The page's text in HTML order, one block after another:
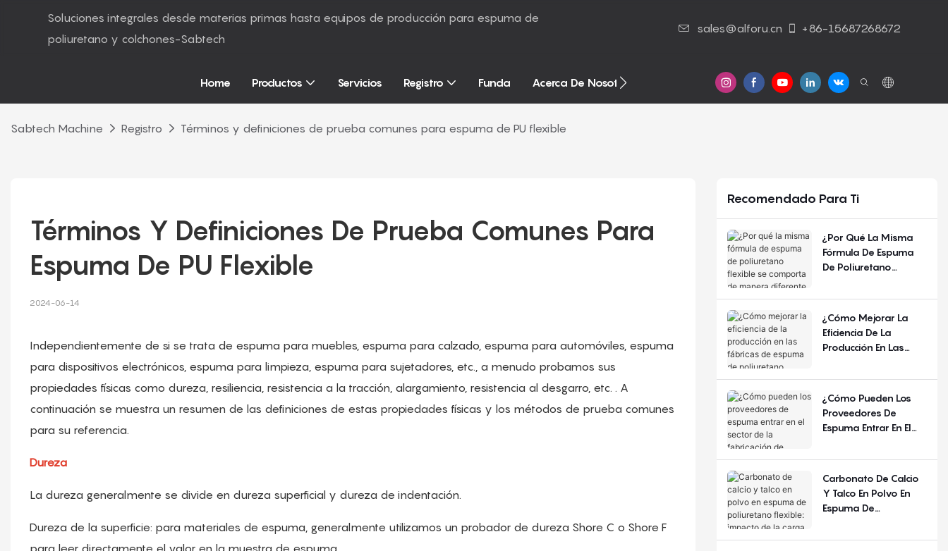
Soluciones integrales desde materias primas hasta equipos de producción para espuma de
poliuretano y colchones-Sabtech
sales@alforu.cn +86-15687268672
Home Productos Servicios Registro Funda Acerca De Nosotros Contáctenos
Sabtech Machine Registro Términos y definiciones de prueba comunes para espuma de PU flexible
Términos Y Definiciones De Prueba Comunes Para
Espuma De PU Flexible
2024-06-14
Independientemente de si se trata de espuma para muebles, espuma para calzado, espuma para automóviles, espuma
para dispositivos electrónicos, espuma para limpieza, espuma para sujetadores, etc., a menudo probamos sus
propiedades físicas como dureza, resiliencia, resistencia a la tracción, alargamiento, resistencia al desgarro, etc. . A
continuación se muestra un resumen de las definiciones de estas propiedades físicas y los métodos de prueba comunes
para su referencia.
Dureza
La dureza generalmente se divide en dureza superficial y dureza de indentación.
Dureza de la superficie: para materiales de espuma, generalmente utilizamos un probador de dureza Shore C o Shore F
Recomendado Para Ti
¿Por Qué La Misma
Fórmula De Espuma
De Poliuretano
De Manera Diferente
Año Y La Región?
¿Cómo Mejorar La
Eficiencia De La
Producción En Las
De Poliuretano
¿Cómo Pueden Los
Proveedores De
Espuma Entrar En El
Fabricación De
Carbonato De Calcio
Y Talco En Polvo En
Espuma De
Impacto De La Carga